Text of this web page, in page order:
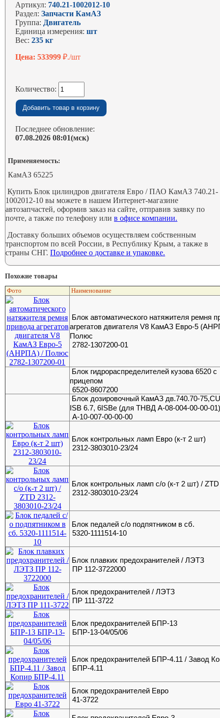
Артикул: 740.21-1002012-10
Раздел:Запчасти КамАЗ
Группа: Двигатель
Единица измерения:шт
Вес:235 кг
Цена: 533999₽./шт
Количество:
Последнее обновление:
07.08.2026 08:01(мск)
Применяемость:
КамАЗ 65225
Купить Блок цилиндров двигателя Евро / ПАО КамАЗ 740.21-
1002012-10 вы можете в нашем Интернет-магазине
автозапчастей, оформив заказ на сайте, отправив заявку по
почте, а также по телефону илив офисе компании.
Доставку больших объемов осуществляем собственным
транспортом по всей России, в Республику Крым, а также в
страны СНГ.Подробнее о доставке и упаковке.
Похожие товары
Фото Наименование
Блок автоматического натяжителя ремня
агрегатов двигателя V8 КамАЗ Евро-5
Полюс
2782-1307200-01
Блок гидрораспределителей кузова 6520 с
прицепом
6520-8607200
Блок дозировочный КамАЗ дв.740.70-
ISB 6.7, 6ISBe (для ТНВД А-08-004-00-00-
А-10-007-00-00-00
Блок контрольных ламп Евро (к-т 2 шт)
2312-3803010-23/24
Блок контрольных ламп с/о (к-т 2 шт) / ZTD
2312-3803010-23/24
Блок педалей с/о подпятником в сб.
5320-1111514-10
Блок плавких предохранителей / ЛЭТЗ
ПР 112-3722000
Блок предохранителей / ЛЭТЗ
ПР 111-3722
Блок предохранителей БПР-13
БПР-13-04/05/06
Блок предохранителей БПР-4.11 / Завод
БПР-4.11
Блок предохранителей Евро
41-3722